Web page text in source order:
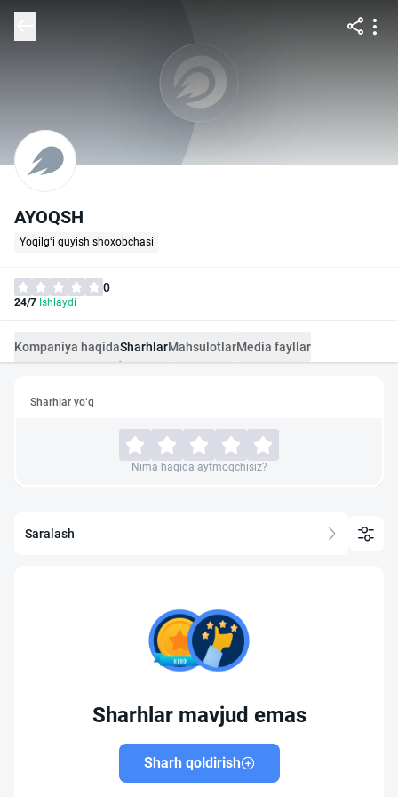
AYOQSH
Yoqilg‘i quyish shoxobchasi
0
24/7 Ishlaydi
Kompaniya haqidaSharhlarMahsulotlarMedia fayllar
Sharhlar yo‘q
Nima haqida aytmoqchisiz?
Saralash
Sharhlar mavjud emas
Sharh qoldirish